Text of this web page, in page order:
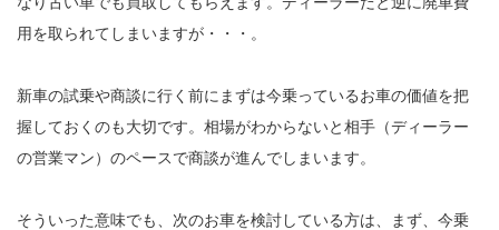
用を取られてしまいますが・・・。
新車の試乗や商談に行く前にまずは今乗っているお車の価値を把
握しておくのも大切です。相場がわからないと相手（ディーラー
の営業マン）のペースで商談が進んでしまいます。
そういった意味でも、次のお車を検討している方は、まず、今乗